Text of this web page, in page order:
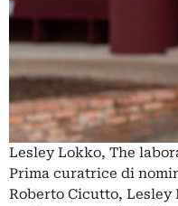
Lesley Lokko, The
Prima curatrice di
Roberto Cicutto,